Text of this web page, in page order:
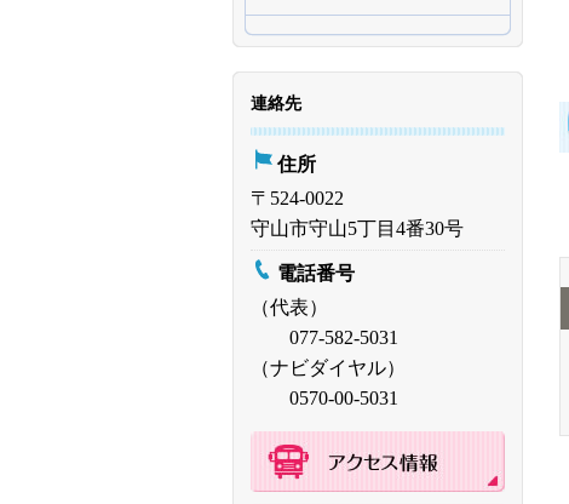
連絡先
住所
〒524-0022
守山市守山5丁目4番30号
電話番号
（代表）
077-582-5031
（ナビダイヤル）
0570-00-5031